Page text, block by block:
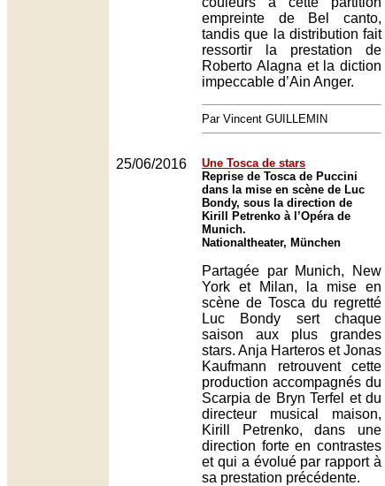
empreinte de Bel canto,
tandis que la distribution fait
ressortir la prestation de
Roberto Alagna et la diction
impeccable d’Ain Anger.
Par Vincent GUILLEMIN
25/06/2016
Une Tosca de stars
Reprise de Tosca de Puccini
dans la mise en scène de Luc
Bondy, sous la direction de
Kirill Petrenko à l’Opéra de
Munich.
Nationaltheater, München
Partagée par Munich, New
York et Milan, la mise en
scène de Tosca du regretté
Luc Bondy sert chaque
saison aux plus grandes
stars. Anja Harteros et Jonas
Kaufmann retrouvent cette
production accompagnés du
Scarpia de Bryn Terfel et du
directeur musical maison,
Kirill Petrenko, dans une
direction forte en contrastes
et qui a évolué par rapport à
sa prestation précédente.